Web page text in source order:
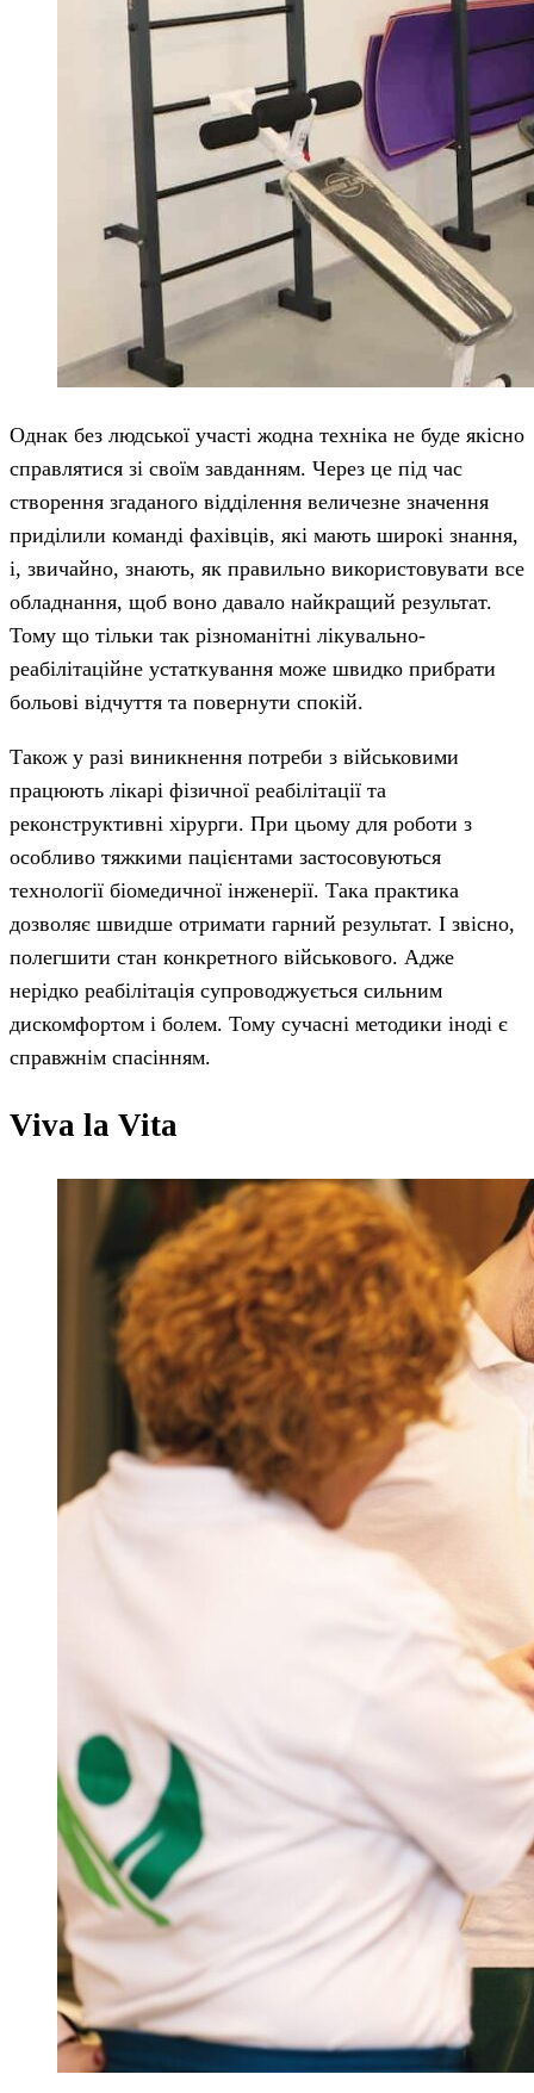
Однак без людської участі жодна техніка не буде якісно
справлятися зі своїм завданням. Через це під час
створення згаданого відділення величезне значення
приділили команді фахівців, які мають широкі знання,
і, звичайно, знають, як правильно використовувати все
обладнання, щоб воно давало найкращий результат.
Тому що тільки так різноманітні лікувально-
реабілітаційне устаткування може швидко прибрати
больові відчуття та повернути спокій.
Також у разі виникнення потреби з військовими
працюють лікарі фізичної реабілітації та
реконструктивні хірурги. При цьому для роботи з
особливо тяжкими пацієнтами застосовуються
технології біомедичної інженерії. Така практика
дозволяє швидше отримати гарний результат. І звісно,
полегшити стан конкретного військового. Адже
нерідко реабілітація супроводжується сильним
дискомфортом і болем. Тому сучасні методики іноді є
справжнім спасінням.
Viva la Vita